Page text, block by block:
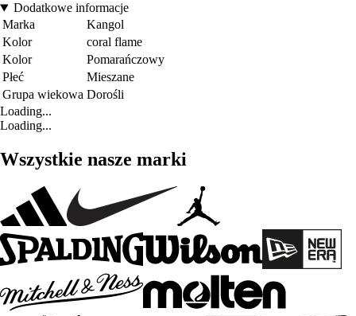
Dodatkowe informacje
Marka
Kangol
Kolor
coral flame
Kolor
Pomarańczowy
Płeć
Mieszane
Grupa wiekowa Dorośli
Loading...
Loading...
Wszystkie nasze marki